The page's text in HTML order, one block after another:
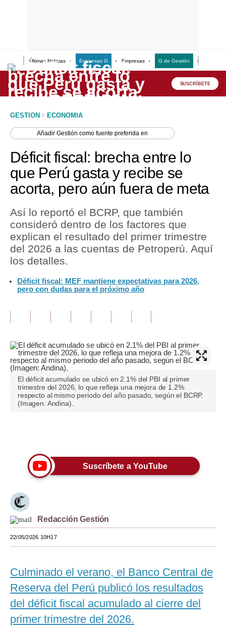
Últimas Noticias Empresas G Empresas G de Gestión
Lo último
Peru Quiosco
Economía
Mercados
Política
Tu Dinero
Finanzas Personales
Inmobiliarias
Opinión
Editorial
Pregunta de hoy
Blogs
Tendencias
Moda
Mundo
EEUU
México
España
Internacional
Tecnología
SUSCRÍBETE
GESTION > ECONOMIA
AñadirGestión como fuente preferida en
Déficit fiscal: brecha entre lo
que Perú gasta y recibe se
acorta, pero aún fuera de meta
Así lo reportó el BCRP, que también
consideró dentro de los factores que
explican el resultado del primer trimestre
del 2026 a las cuentas de Petroperú. Aquí
los detalles.
Déficit fiscal: MEF mantiene expectativas para 2026,
pero con dudas para el próximo año
El déficit acumulado se ubicó en 2.1% del PBI al primer
trimestre del 2026, lo que refleja una mejora de 1.2%
respecto al mismo periodo del año pasado, según el BCRP.
(Imagen: Andina).
Suscríbete a YouTube
Redacción Gestión
22/05/2026 10H17
Culminado el verano, el Banco Central de
Reserva del Perú publicó los resultados
del déficit fiscal acumulado al cierre del
primer trimestre del 2026.